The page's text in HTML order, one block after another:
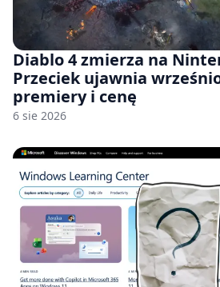
Diablo 4 zmierza na
Przeciek ujawnia
premiery i cenę
6 sie 2026